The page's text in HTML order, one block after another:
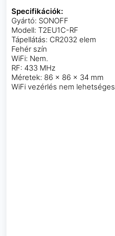
Specifikációk:
Gyártó: SONOFF
Modell: T2EU1C-RF
Tápellátás: CR2032 elem
Fehér szín
WiFi: Nem.
RF: 433 MHz
Méretek: 86 x 86 x 34 mm
WiFi vezérlés nem lehetséges